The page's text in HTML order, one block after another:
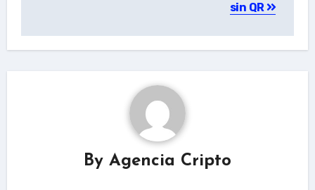
sin QR
By Agencia Cripto